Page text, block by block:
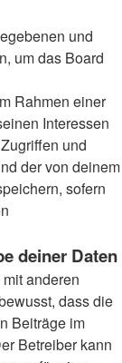
und
um das Board
Rahmen einer
Interessen
und
der von deinem
sofern
deiner Daten
anderen
dass die
Beiträge im
Betreiber kann